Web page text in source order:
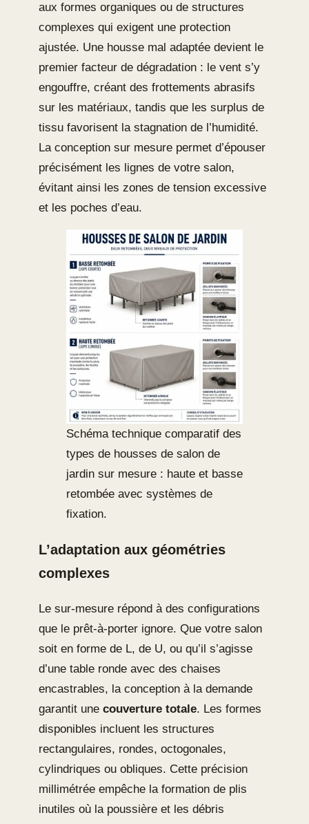
aux formes organiques ou de structures
complexes qui exigent une protection
ajustée. Une housse mal adaptée devient le
premier facteur de dégradation : le vent s’y
engouffre, créant des frottements abrasifs
sur les matériaux, tandis que les surplus de
tissu favorisent la stagnation de l’humidité.
La conception sur mesure permet d’épouser
précisément les lignes de votre salon,
évitant ainsi les zones de tension excessive
et les poches d’eau.
Schéma technique comparatif des
types de housses de salon de
jardin sur mesure : haute et basse
retombée avec systèmes de
fixation.
L’adaptation aux géométries
complexes
Le sur-mesure répond à des configurations
que le prêt-à-porter ignore. Que votre salon
soit en forme de L, de U, ou qu’il s’agisse
d’une table ronde avec des chaises
encastrables, la conception à la demande
garantit une couverture totale. Les formes
disponibles incluent les structures
rectangulaires, rondes, octogonales,
cylindriques ou obliques. Cette précision
millimétrée empêche la formation de plis
inutiles où la poussière et les débris